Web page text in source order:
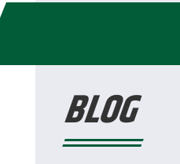
BLOG